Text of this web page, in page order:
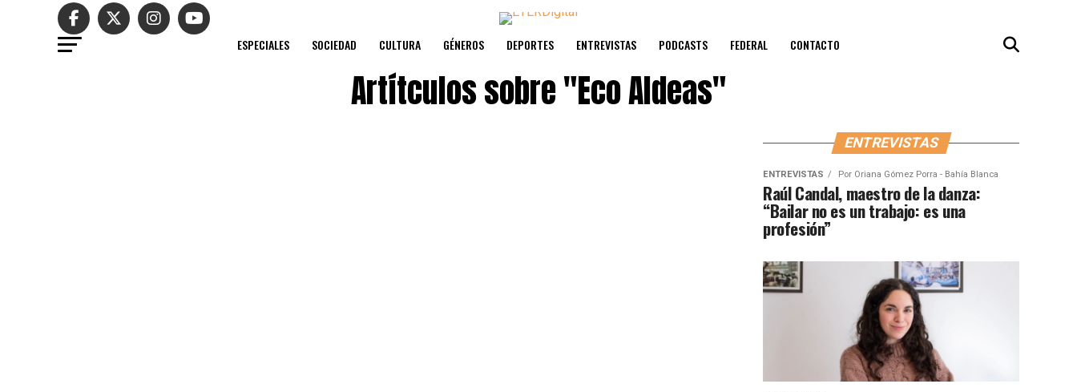
ESPECIALES SOCIEDAD CULTURA GÉNEROS DEPORTES ENTREVISTAS PODCASTS FEDERAL CONTACTO
Artítculos sobre"Eco Aldeas"
ENTREVISTAS
ENTREVISTAS Por Oriana Gómez Porra - Bahía Blanca
Raúl Candal, maestro de la danza:
“Bailar no es un trabajo: es una
profesión”